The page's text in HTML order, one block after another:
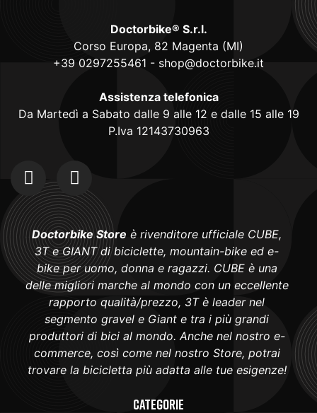
Doctorbike® S.r.l.
Corso Europa, 82 Magenta (MI)
+39 0297255461 - shop@doctorbike.it
Assistenza telefonica
Da Martedì a Sabato dalle 9 alle 12 e dalle 15 alle 19
P.Iva 12143730963
Doctorbike Store è rivenditore ufficiale CUBE,
3T e GIANT di biciclette, mountain-bike ed e-
bike per uomo, donna e ragazzi. CUBE è una
delle migliori marche al mondo con un eccellente
rapporto qualità/prezzo, 3T è leader nel
segmento gravel e Giant e tra i più grandi
produttori di bici al mondo. Anche nel nostro e-
commerce, così come nel nostro Store, potrai
trovare la bicicletta più adatta alle tue esigenze!
Categorie